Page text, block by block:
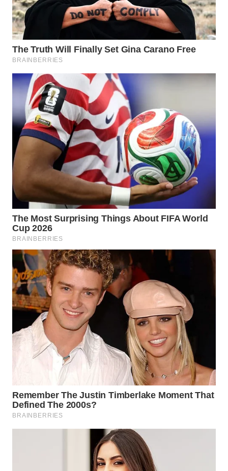
WN
BEKASI
WN
BOGOR
WN
DEPOK
WN
TAPANULI
UTARA
SAMOSIR
WN
PADANG
LAWAS
WN
SUMEDANG
WN
CIANJUR
WN
KEPULAUAN
SERIBU
TANGERANG
WN
BINJAI